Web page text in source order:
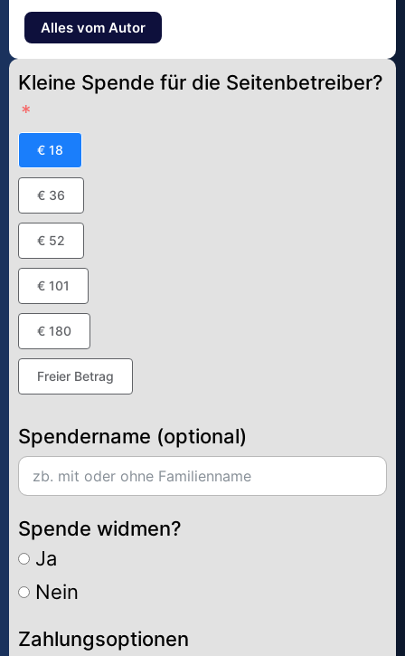
Alles vom Autor
Kleine Spende für die Seitenbetreiber?
€ 18
€ 36
€ 52
€ 101
€ 180
Freier Betrag
Spendername (optional)
Spende widmen?
Ja
Nein
Zahlungsoptionen